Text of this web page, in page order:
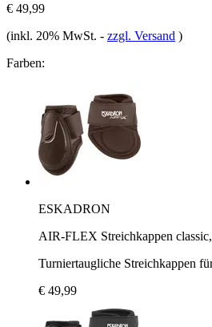
€ 49,99
(inkl. 20% MwSt. - zzgl. Versand )
Farben:
ESKADRON
AIR-FLEX Streichkappen
Turniertaugliche Streichkappen
€ 49,99